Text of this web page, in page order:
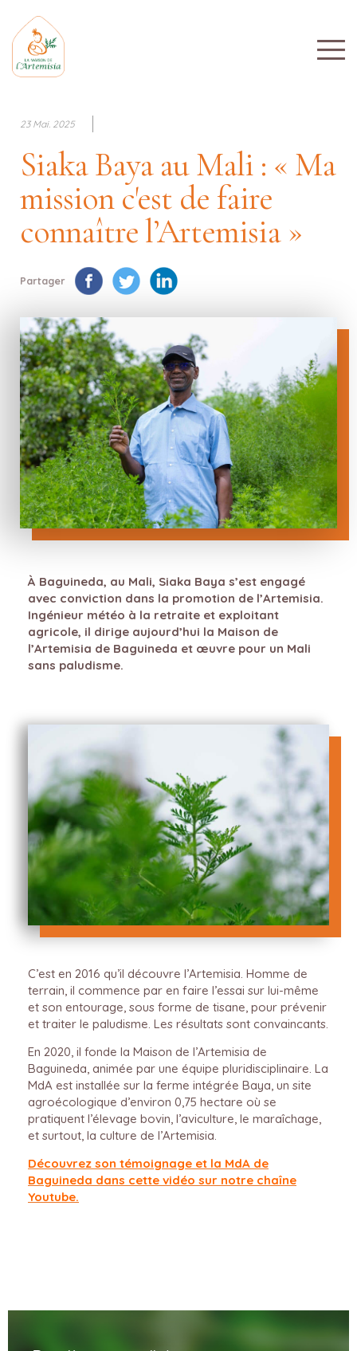
23 Mai. 2025
Siaka Baya au Mali : « Ma
mission c'est de faire
connaître l’Artemisia »
Partager
À Baguineda, au Mali, Siaka Baya s’est engagé
avec conviction dans la promotion de l’Artemisia.
Ingénieur météo à la retraite et exploitant
agricole, il dirige aujourd’hui la Maison de
l’Artemisia de Baguineda et œuvre pour un Mali
sans paludisme.
C’est en 2016 qu’il découvre l’Artemisia. Homme de
terrain, il commence par en faire l’essai sur lui-même
et son entourage, sous forme de tisane, pour prévenir
et traiter le paludisme. Les résultats sont convaincants.
En 2020, il fonde la Maison de l’Artemisia de
Baguineda, animée par une équipe pluridisciplinaire. La
MdA est installée sur la ferme intégrée Baya, un site
agroécologique d’environ 0,75 hectare où se
pratiquent l’élevage bovin, l’aviculture, le maraîchage,
et surtout, la culture de l’Artemisia.
Découvrez son témoignage et la MdA de
Baguineda dans cette vidéo sur notre chaîne
Youtube.